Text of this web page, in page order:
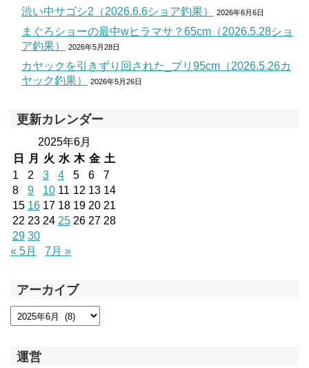
渋い中サゴシ2（2026.6.6ショア釣果） 2026年6月6日
まぐろショーの最中wヒラマサ？65cm（2026.5.28ショ
ア釣果）
2026年5月28日
カヤックを引きずり回された_ブリ95cm（2026.5.26カ
ヤック釣果）
2026年5月26日
更新カレンダー
2025年6月
日
月 火 水 木 金 土
1
2 3 4 5 6
7
8
9 10 11 12 13 14
15 16 17 18 19 20 21
22 23 24 25 26 27 28
29 30
« 5月
7月 »
アーカイブ
運営